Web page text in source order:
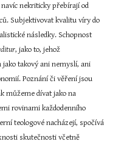
nekriticky přebírají od
Subjektivovat kvalitu víry do
následky. Schopnost
, jako to, jehož
takový ani nemyslí, ani
Poznání či věření jsou
rovinami každodenního
teologové nacházejí, spočívá
skutečnosti včetně